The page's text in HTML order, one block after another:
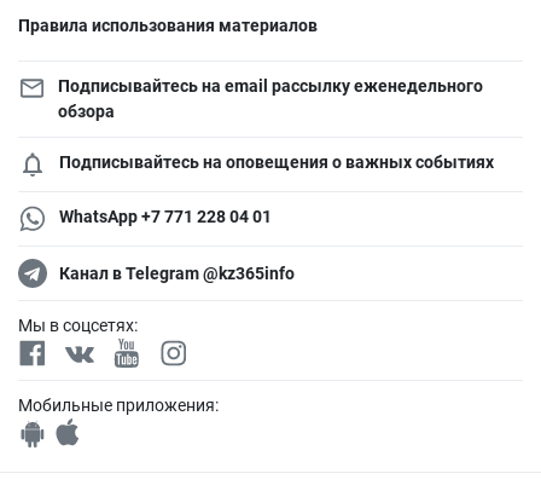
Правила использования материалов
Подписывайтесь на email рассылку еженедельного
обзора
Подписывайтесь на оповещения о важных событиях
WhatsApp +7 771 228 04 01
Канал в Telegram @kz365info
Мы в соцсетях:
Мобильные приложения: